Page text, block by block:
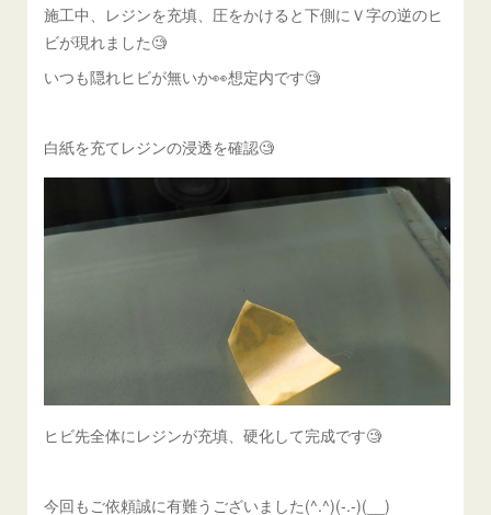
施工中、レジンを充填、圧をかけると下側にＶ字の逆のヒ
ビが現れました🧐
いつも隠れヒビが無いか👀想定内です🧐
白紙を充てレジンの浸透を確認🧐
ヒビ先全体にレジンが充填、硬化して完成です🧐
今回もご依頼誠に有難うございました(^.^)(-.-)(__)